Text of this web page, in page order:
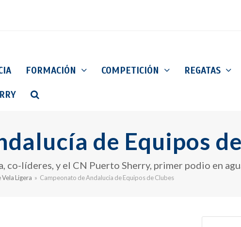
FORMACIÓN COMPETICIÓN REGATAS
de Equipos
co-líderes, y el CN Puerto Sherry, primer podio en
Vela Ligera » Campeonato de Andalucía de Equipos de Clubes